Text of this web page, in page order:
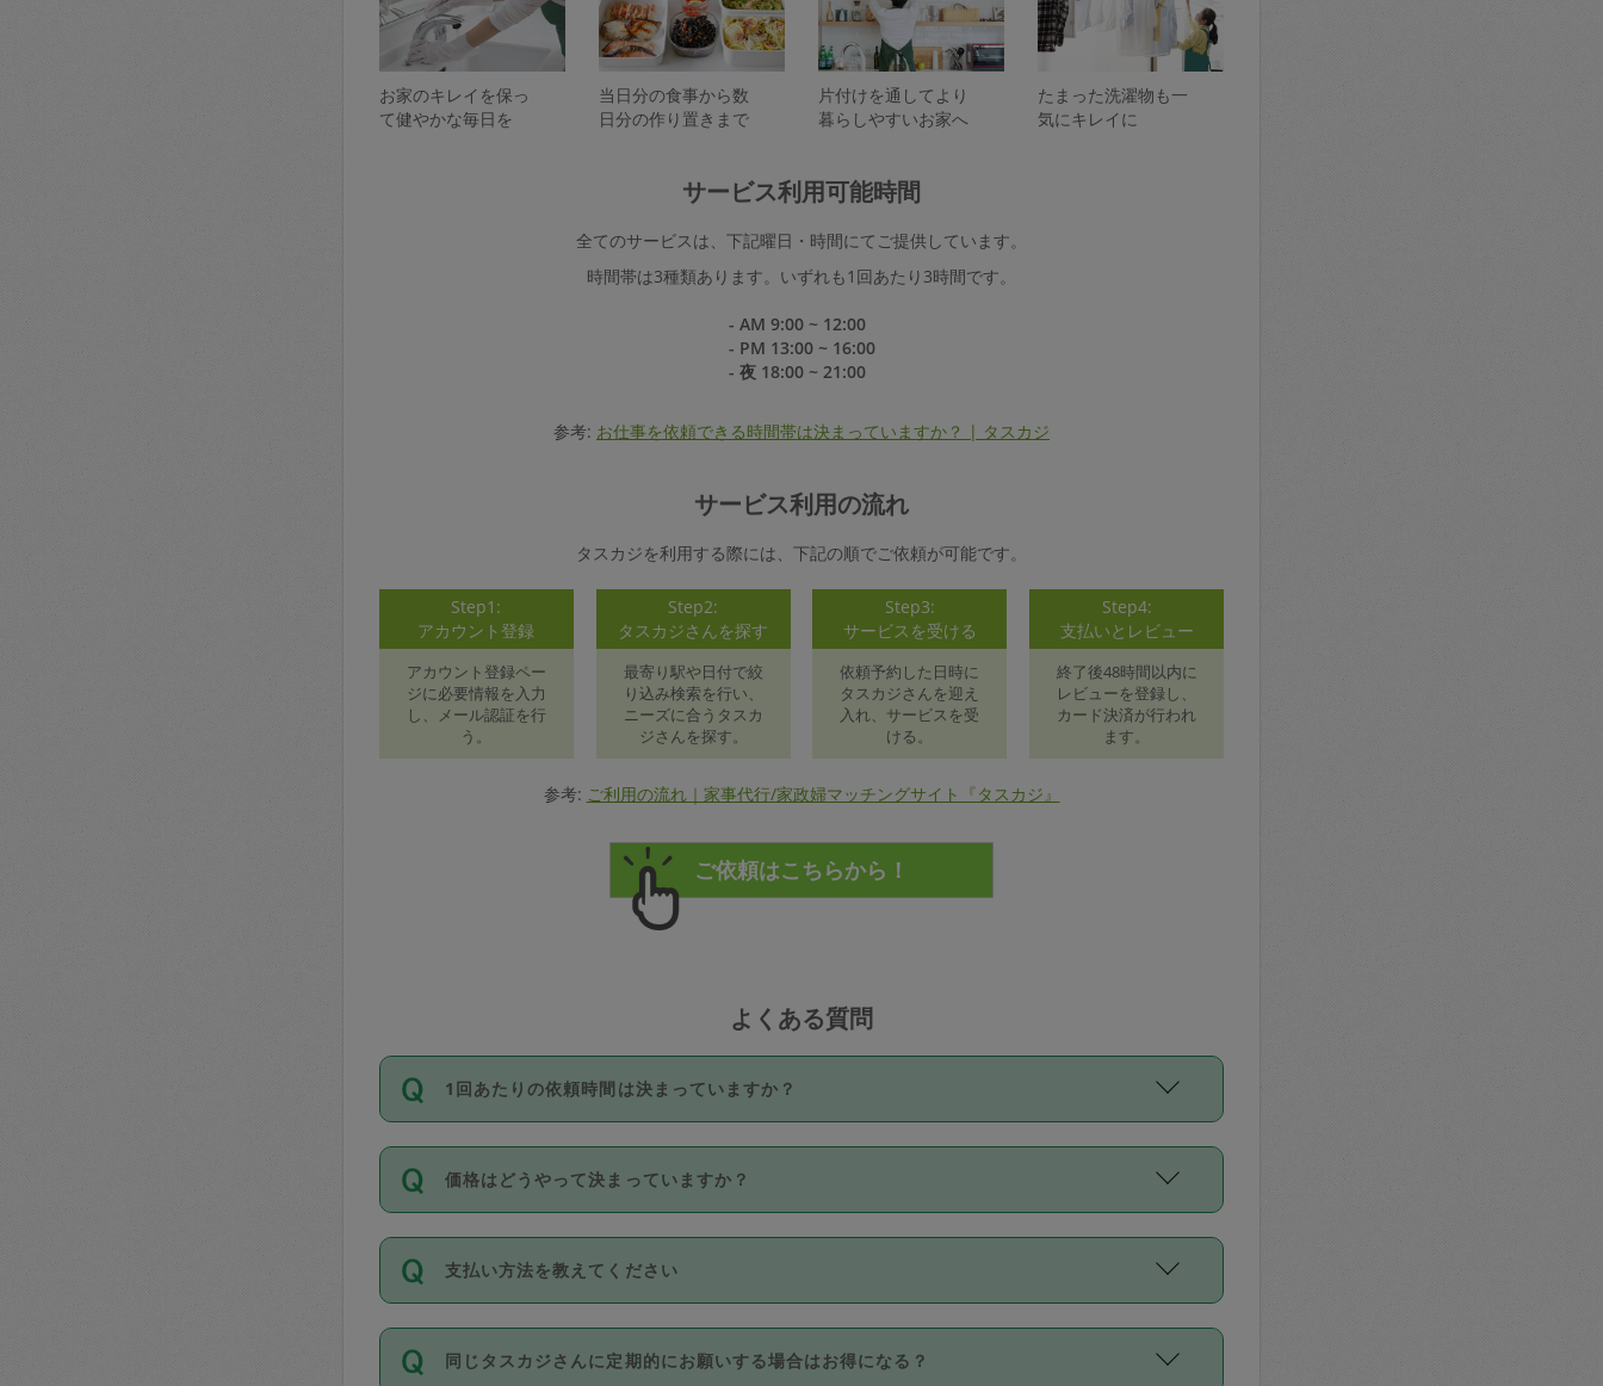
お家のキレイを保っ
て健やかな毎日を
当日分の食事から数
日分の作り置きまで
片付けを通してより
暮らしやすいお家へ
たまった洗濯物も一
気にキレイに
サービス利用可能時間
全てのサービスは、下記曜日・時間にてご提供しています。
時間帯は3種類あります。いずれも1回あたり3時間です。
- AM 9:00 ~ 12:00
- PM 13:00 ~ 16:00
- 夜 18:00 ~ 21:00
参考: お仕事を依頼できる時間帯は決まっていますか？ | タスカジ
サービス利用の流れ
タスカジを利用する際には、下記の順でご依頼が可能です。
Step1:
アカウント登録
アカウント登録ペー
ジに必要情報を入力
し、メール認証を行
う。
Step2:
タスカジさんを探す
最寄り駅や日付で絞
り込み検索を行い、
ニーズに合うタスカ
ジさんを探す。
Step3:
サービスを受ける
依頼予約した日時に
タスカジさんを迎え
入れ、サービスを受
ける。
Step4:
支払いとレビュー
終了後48時間以内に
レビューを登録し、
カード決済が行われ
ます。
参考: ご利用の流れ｜家事代行/家政婦マッチングサイト『タスカジ』
よくある質問
1回あたりの依頼時間は決まっていますか？
依頼1回につき3時間固定です。3時間を超えて依頼したい場合は、延長機能をご利用くださ
い。機能をご利用いただくには、タスカジさんに事前に相談し、合意の上事前申請すること
が必要です。なお、3時間を下回っても、値引き等はございません。
価格はどうやって決まっていますか？
11種類の価格帯の中からタスカジさん自身が価格を選んで設定しています。
タスカジさんの価格設定には最初は制限があり、レビュー件数、レビューの平均値、などで
除々に設定可能な最高額が上がっていく仕組みになっています。
支払い方法を教えてください
お支払方法はクレジットカード（Visa／Master／JCB／AMERICAN EXPRESS／Diners
Club）のみとなります。
同じタスカジさんに定期的にお願いする場合はお得になる？